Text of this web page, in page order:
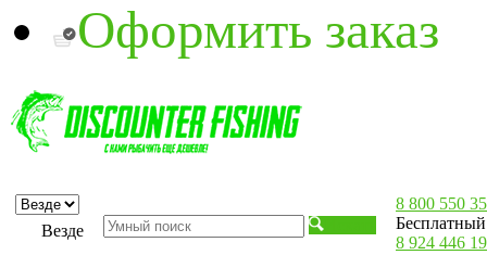
Оформить заказ
Везде
8 800 550
8 924 446